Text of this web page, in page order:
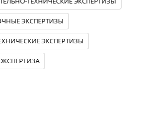
ЭКСПЕРТИЗЫ
ЭКСПЕРТИЗЫ